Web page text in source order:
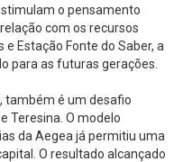
o pensamento
com os recursos
Estação Fonte do Saber, a
para as futuras gerações.
também é um desafio
Teresina. O modelo
da Aegea já permitiu uma
O resultado alcançado